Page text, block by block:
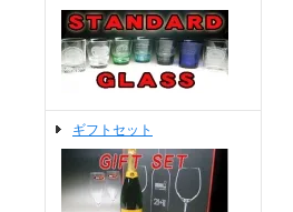
ギフトセット